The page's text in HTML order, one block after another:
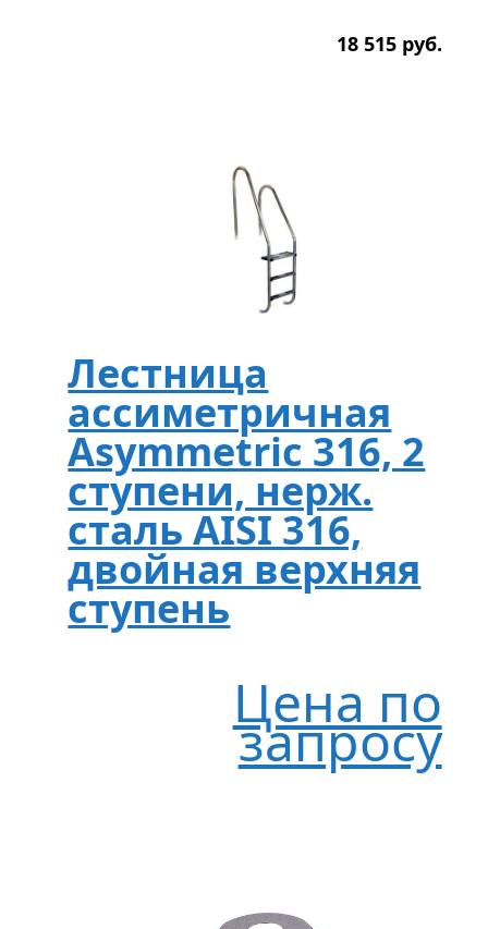
18 515 руб.
Лестница
ассиметричная
Asymmetric 316, 2
ступени, нерж.
сталь AISI 316,
двойная верхняя
ступень
Цена по
запросу